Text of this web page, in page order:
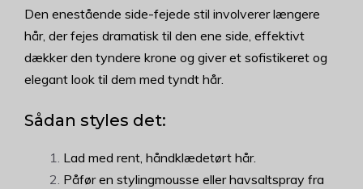
Den enestående side-fejede stil involverer længere
hår, der fejes dramatisk til den ene side, effektivt
dækker den tyndere krone og giver et sofistikeret og
elegant look til dem med tyndt hår.
Sådan styles det:
Lad med rent, håndklædetørt hår.
Påfør en stylingmousse eller havsaltspray fra